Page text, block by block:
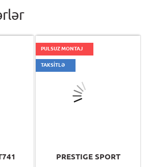
PULSUZ MONTAJ
TAKSİTLƏ
PRESTIGE SPORT